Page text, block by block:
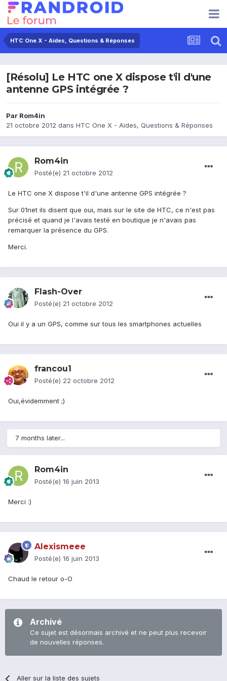
HTC One X - Aides, Questions & Réponses
[Résolu] Le HTC one X dispose t'il d'une
antenne GPS intégrée ?
Par Rom4in
21 octobre 2012 dans HTC One X - Aides, Questions & Réponses
Rom4in
Posté(e) 21 octobre 2012
Le HTC one X dispose t'il d'une antenne GPS intégrée ?
Sur 01net ils disent que oui, mais sur le site de HTC, ce n'est pas
précisé et quand je l'avais testé en boutique je n'avais pas
remarquer la présence du GPS.
Merci.
Flash-Over
Posté(e) 21 octobre 2012
Oui il y a un GPS, comme sur tous les smartphones actuelles
francou1
Posté(e) 22 octobre 2012
Oui,évidemment ;)
7 months later...
Rom4in
Posté(e) 16 juin 2013
Merci :)
Alexismeee
Posté(e) 16 juin 2013
Chaud le retour o-O
Archivé
Ce sujet est désormais archivé et ne peut plus recevoir
de nouvelles réponses.
Aller sur la liste des sujets